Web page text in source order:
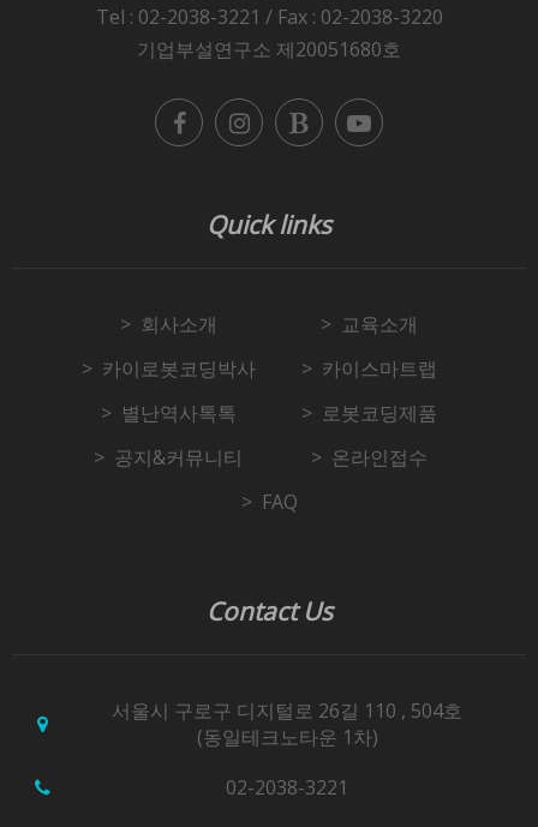
Tel : 02-2038-3221 / Fax : 02-2038-3220
기업부설연구소 제20051680호
Quick links
회사소개
교육소개
카이로봇코딩박사
카이스마트랩
별난역사톡톡
로봇코딩제품
공지&커뮤니티
온라인접수
FAQ
Contact Us
서울시 구로구 디지털로 26길 110 , 504호
(동일테크노타운 1차)
02-2038-3221